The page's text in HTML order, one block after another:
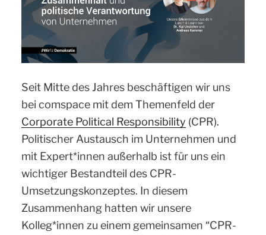
Seit Mitte des Jahres beschäftigen wir uns
bei comspace mit dem Themenfeld der
Corporate Political Responsibility (CPR).
Politischer Austausch im Unternehmen und
mit Expert*innen außerhalb ist für uns ein
wichtiger Bestandteil des CPR-
Umsetzungskonzeptes. In diesem
Zusammenhang hatten wir unsere
Kolleg*innen zu einem gemeinsamen “CPR-